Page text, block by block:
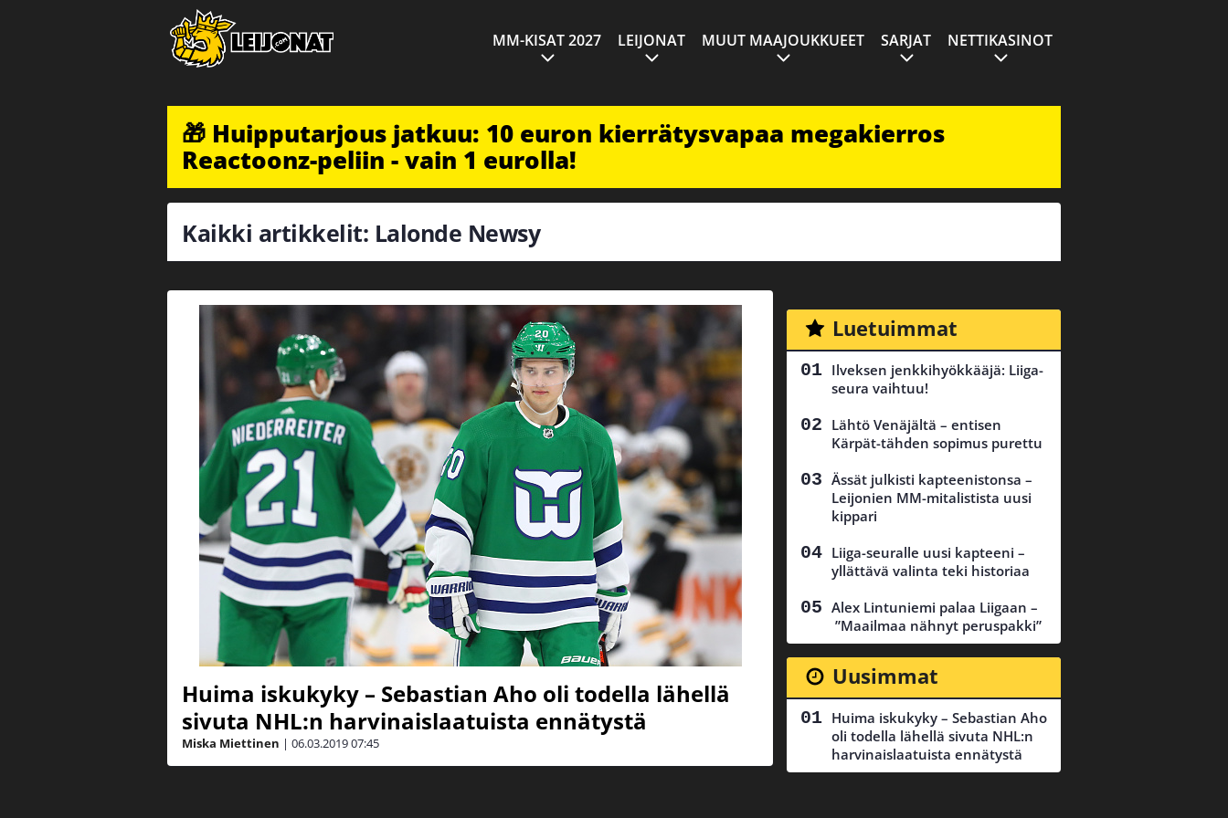
MM-KISAT 2027 LEIJONAT MUUT MAAJOUKKUEET SARJAT NETTIKASINOT
🎁 Huipputarjous jatkuu: 10 euron kierrätysvapaa megakierros
Reactoonz-peliin - vain 1 eurolla!
Kaikki artikkelit: Lalonde Newsy
Huima iskukyky – Sebastian Aho oli todella lähellä
sivuta NHL:n harvinaislaatuista ennätystä
Miska Miettinen | 06.03.201907:45
Luetuimmat
Ilveksen jenkkihyökkääjä: Liiga-
seura vaihtuu!
Lähtö Venäjältä – entisen
Kärpät-tähden sopimus purettu
Ässät julkisti kapteenistonsa –
Leijonien MM-mitalistista uusi
kippari
Liiga-seuralle uusi kapteeni –
yllättävä valinta teki historiaa
Alex Lintuniemi palaa Liigaan –
”Maailmaa nähnyt peruspakki”
Uusimmat
Huima iskukyky – Sebastian Aho
oli todella lähellä sivuta NHL:n
harvinaislaatuista ennätystä